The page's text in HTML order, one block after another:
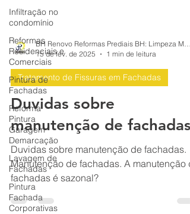
Infiltração no
condomínio
Reformas
Residenciais e
Comerciais
Pintura de
Fachadas
Reforma
Pintura
Garagem
Demarcação
Lavagem de
Fachadas
Pintura
Fachada
Corporativas
15 de fev. de 2025
Tratamento de Fissuras em Fachadas
Duvidas sobre
manutenção de fachadas
Duvidas sobre manutenção de fachadas.
Manutenção de fachadas. A manutenção